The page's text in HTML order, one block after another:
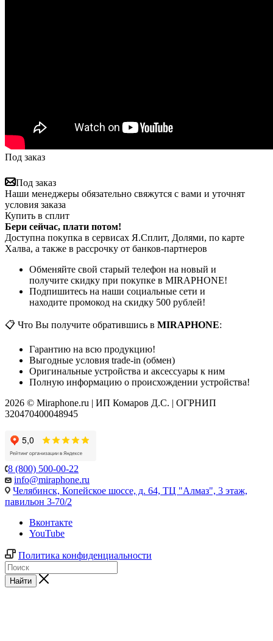
Под заказ
Под заказ
Наши менеджеры обязательно свяжутся с вами и уточнят
условия заказа
Купить в сплит
Бери сейчас, плати потом!
Доступна покупка в сервисах Я.Сплит, Долями, по карте
Халва, а также в рассрочку от банков-партнеров
Обменяйте свой старый телефон на новый и
получите скидку при покупке в MIRAPHONE!
Подпишитесь на наши социальные сети и
находите промокод на скидку 500 рублей!
📋 Что Вы получите обратившись в MIRAPHONE:
Гарантию на всю продукцию!
Выгодные условия trade-in (обмен)
Оригинальные устройства и аксессуары к ним
Полную информацию о происхождении устройства!
2026 © Miraphone.ru | ИП Комаров Д.С. | ОГРНИП
320470400048945
8 (800) 500-00-22
info@miraphone.ru
Челябинск, Копейское шоссе, д. 64, ТЦ "Алмаз", 3 этаж,
павильон 3-70/2
Вконтакте
YouTube
Политика конфиденциальности
Найти